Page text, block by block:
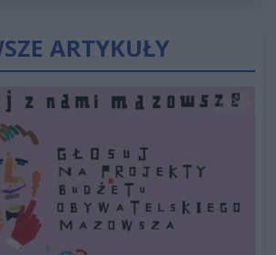
ARTYKUŁY